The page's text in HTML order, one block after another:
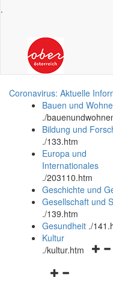
.
Coronavirus: Aktuelle
Bauen und
./
Bildung und
./133.htm
Europa und
Internationales
./203110.htm
Geschichte und
Gesellschaft und
./139.htm
Gesundheit ./
Kultur
./kultur.htm
Navigationsmenü